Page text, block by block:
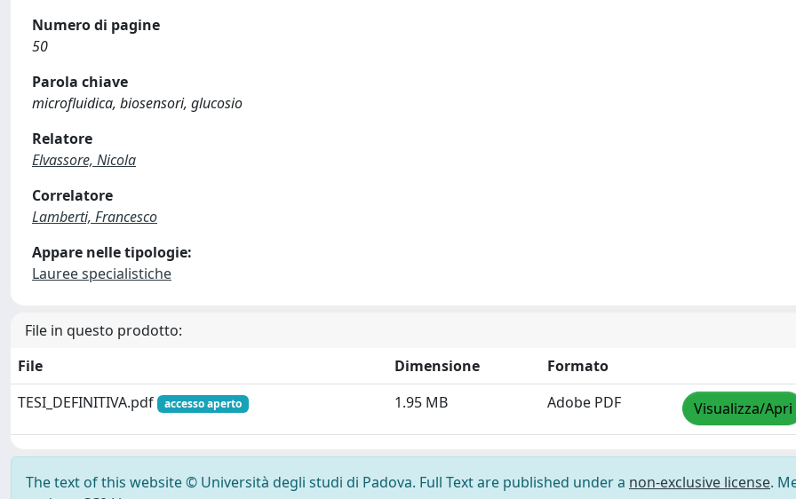
Numero di pagine
50
Parola chiave
microfluidica, biosensori, glucosio
Relatore
Elvassore, Nicola
Correlatore
Lamberti, Francesco
Appare nelle tipologie:
Lauree specialistiche
File in questo prodotto:
File
Dimensione
Formato
TESI_DEFINITIVA.pdf
accesso aperto 1.95 MB Adobe PDF Visualizza/Apri
The text of this website © Università degli studi di Padova. Full Text are published under a non-exclusive license.